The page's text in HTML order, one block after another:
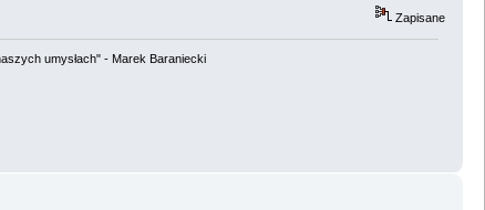
Zapisane
umysłach" - Marek Baraniecki